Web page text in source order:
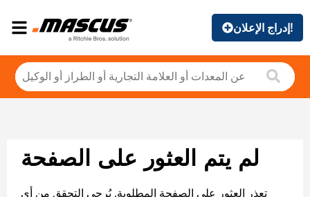
إدراج الإعلان!
لم يتم العثور على الصفحة
تعذر العثور على الصفحة المطلوبة. يُرجى التحقق من أي